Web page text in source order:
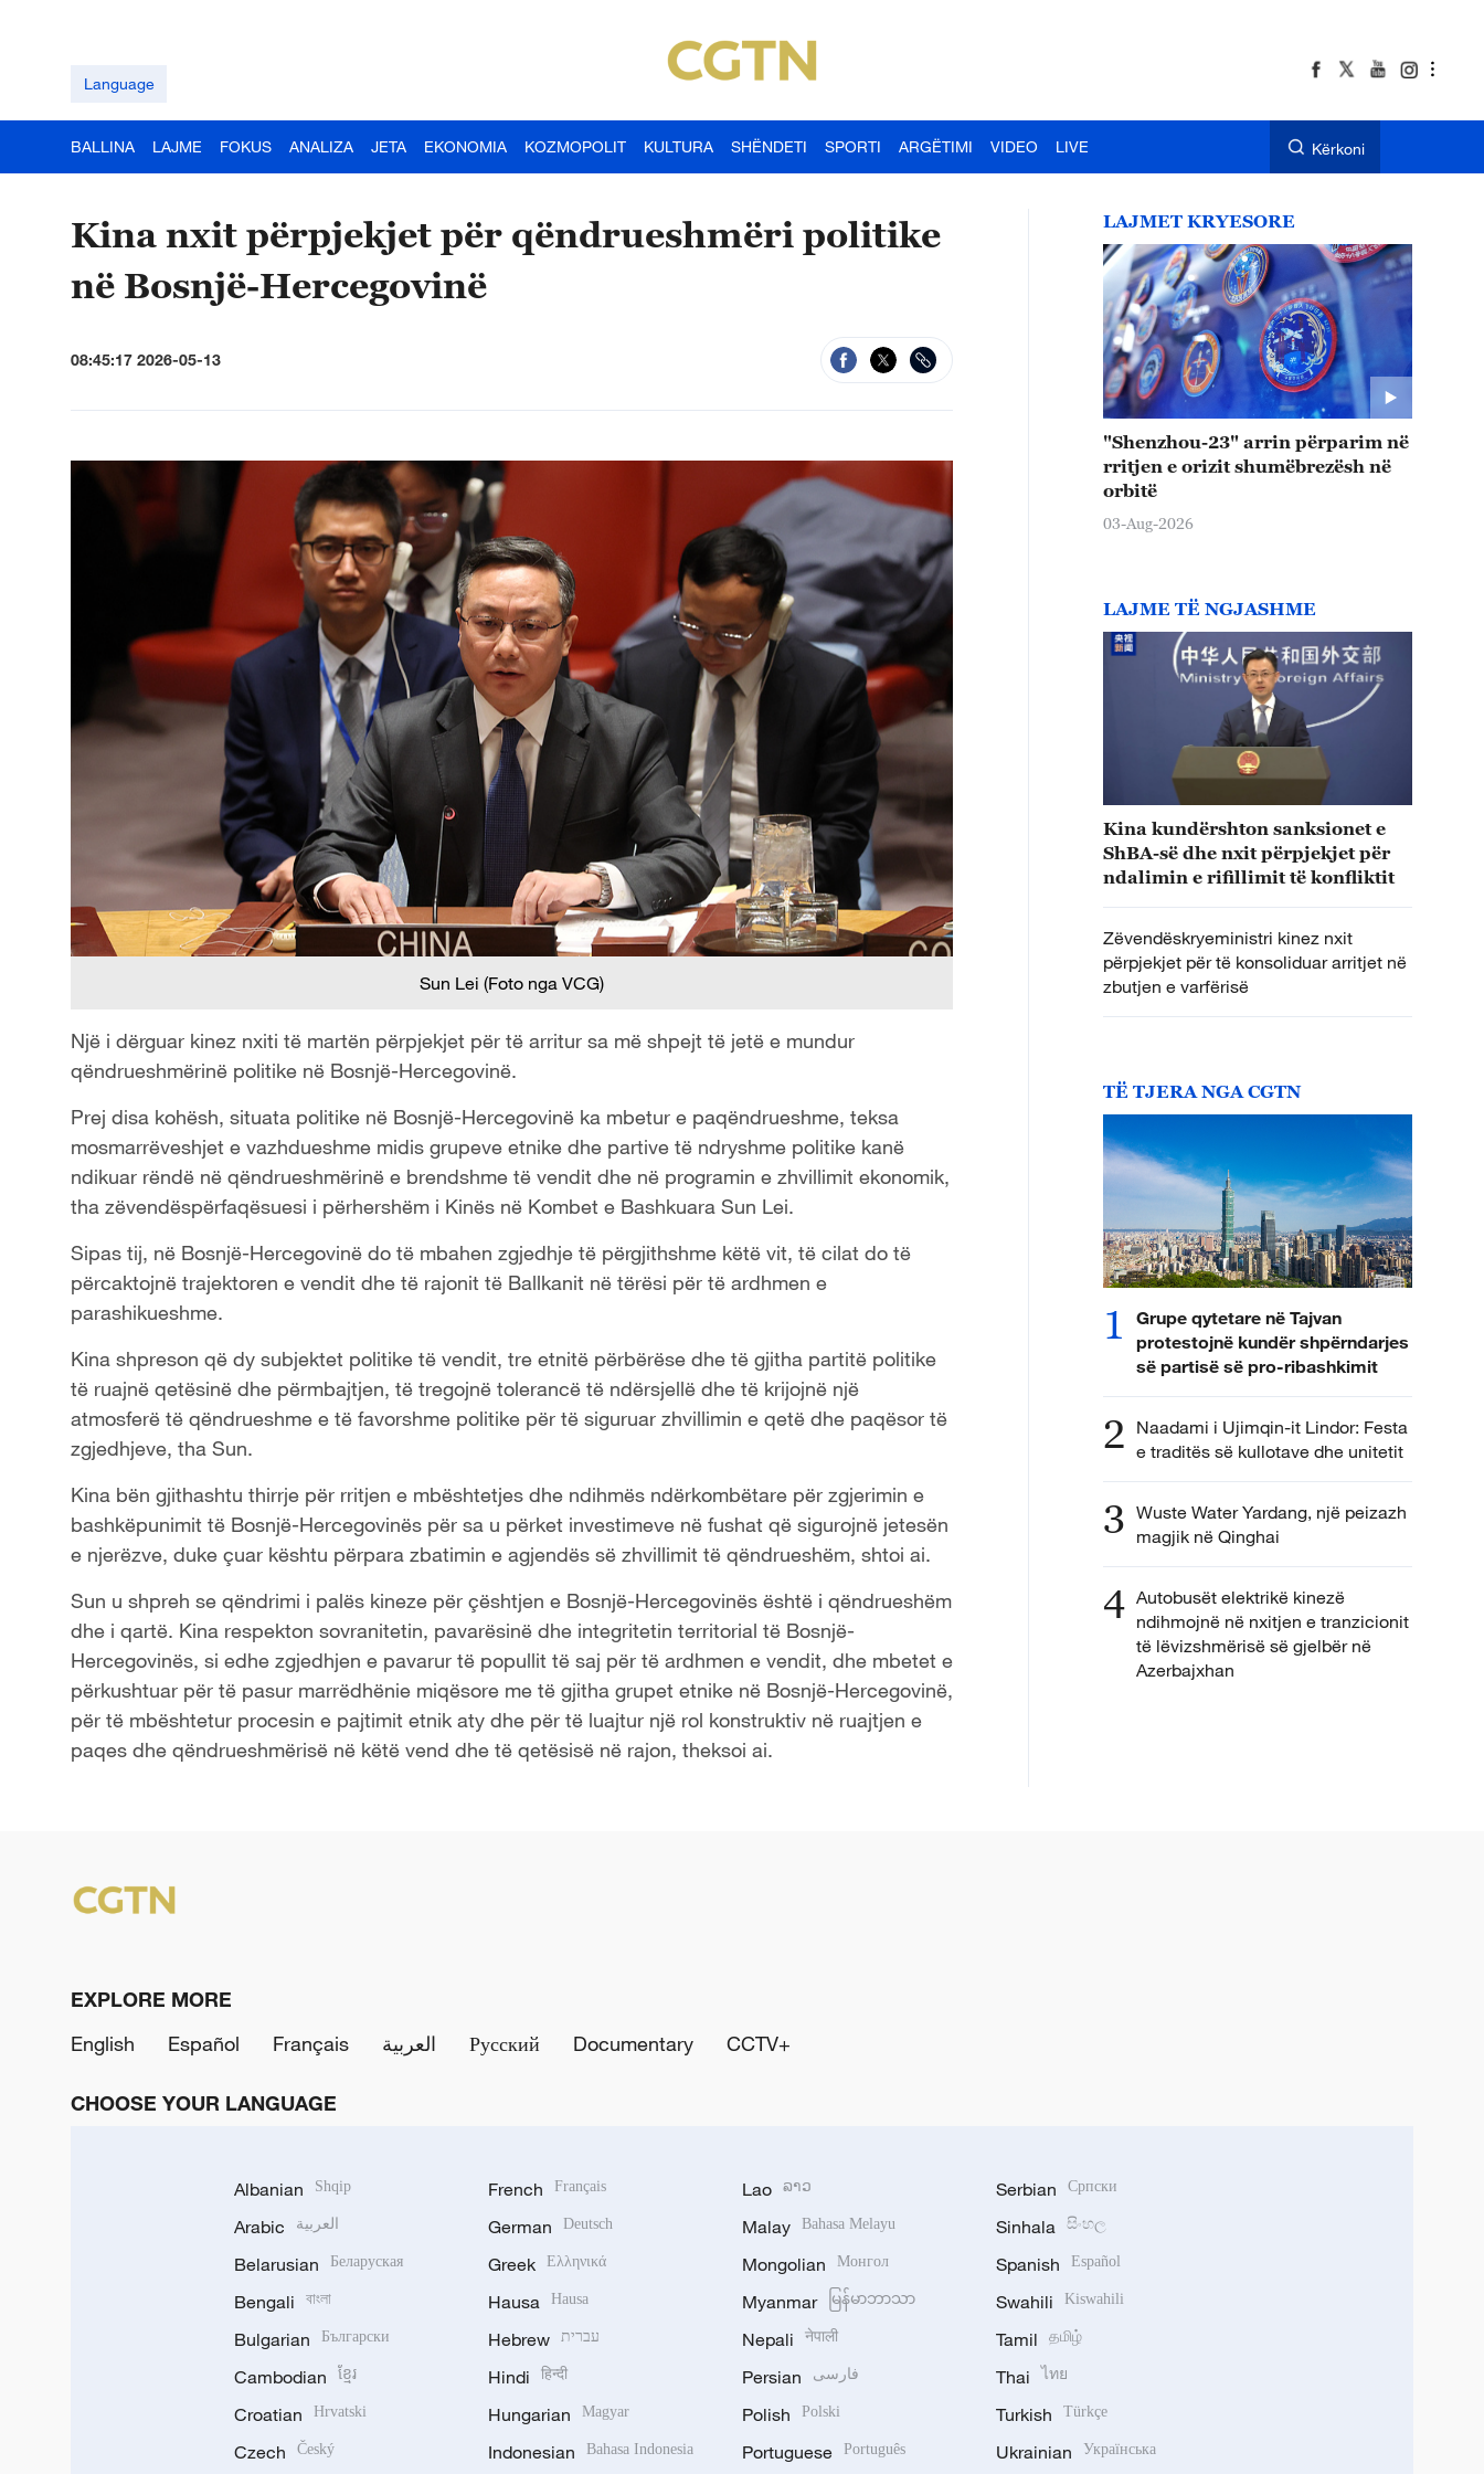
Language
BALLINA LAJME FOKUS ANALIZA JETA EKONOMIA KOZMOPOLIT KULTURA SHËNDETI SPORTI ARGËTIMI VIDEO LIVE Kërkoni
Kina nxit përpjekjet për qëndrueshmëri politike
në Bosnjë-Hercegovinë
08:45:17 2026-05-13
Sun Lei (Foto nga VCG)
Një i dërguar kinez nxiti të martën përpjekjet për të arritur sa më shpejt të jetë e mundur
qëndrueshmërinë politike në Bosnjë-Hercegovinë.
Prej disa kohësh, situata politike në Bosnjë-Hercegovinë ka mbetur e paqëndrueshme, teksa
mosmarrëveshjet e vazhdueshme midis grupeve etnike dhe partive të ndryshme politike kanë
ndikuar rëndë në qëndrueshmërinë e brendshme të vendit dhe në programin e zhvillimit ekonomik,
tha zëvendëspërfaqësuesi i përhershëm i Kinës në Kombet e Bashkuara Sun Lei.
Sipas tij, në Bosnjë-Hercegovinë do të mbahen zgjedhje të përgjithshme këtë vit, të cilat do të
përcaktojnë trajektoren e vendit dhe të rajonit të Ballkanit në tërësi për të ardhmen e
parashikueshme.
Kina shpreson që dy subjektet politike të vendit, tre etnitë përbërëse dhe të gjitha partitë politike
të ruajnë qetësinë dhe përmbajtjen, të tregojnë tolerancë të ndërsjellë dhe të krijojnë një
atmosferë të qëndrueshme e të favorshme politike për të siguruar zhvillimin e qetë dhe paqësor të
zgjedhjeve, tha Sun.
Kina bën gjithashtu thirrje për rritjen e mbështetjes dhe ndihmës ndërkombëtare për zgjerimin e
bashkëpunimit të Bosnjë-Hercegovinës për sa u përket investimeve në fushat që sigurojnë jetesën
e njerëzve, duke çuar kështu përpara zbatimin e agjendës së zhvillimit të qëndrueshëm, shtoi ai.
Sun u shpreh se qëndrimi i palës kineze për çështjen e Bosnjë-Hercegovinës është i qëndrueshëm
dhe i qartë. Kina respekton sovranitetin, pavarësinë dhe integritetin territorial të Bosnjë-
Hercegovinës, si edhe zgjedhjen e pavarur të popullit të saj për të ardhmen e vendit, dhe mbetet e
përkushtuar për të pasur marrëdhënie miqësore me të gjitha grupet etnike në Bosnjë-Hercegovinë,
për të mbështetur procesin e pajtimit etnik aty dhe për të luajtur një rol konstruktiv në ruajtjen e
paqes dhe qëndrueshmërisë në këtë vend dhe të qetësisë në rajon, theksoi ai.
LAJMET KRYESORE
"Shenzhou-23" arrin përparim në
rritjen e orizit shumëbrezësh në
orbitë
03-Aug-2026
LAJME TË NGJASHME
Kina kundërshton sanksionet e
ShBA-së dhe nxit përpjekjet për
ndalimin e rifillimit të konfliktit
Zëvendëskryeministri kinez nxit
përpjekjet për të konsoliduar arritjet në
zbutjen e varfërisë
TË TJERA NGA CGTN
1
Grupe qytetare në Tajvan
protestojnë kundër shpërndarjes
së partisë së pro-ribashkimit
2 Naadami i Ujimqin-it Lindor: Festa
e traditës së kullotave dhe unitetit
3 Wuste Water Yardang, një peizazh
magjik në Qinghai
4 Autobusët elektrikë kinezë
ndihmojnë në nxitjen e tranzicionit
të lëvizshmërisë së gjelbër në
Azerbajxhan
EXPLORE MORE
English
Español Français العربية Русский Documentary CCTV+
CHOOSE YOUR LANGUAGE
Albanian Shqip
Arabic العربية
Belarusian Беларуская
Bengali বাংলা
Bulgarian Български
Cambodian ខ្មែរ
Croatian Hrvatski
Czech Český
French Français
German Deutsch
Greek Ελληνικά
Hausa Hausa
Hebrew עברית
Hindi हिन्दी
Hungarian Magyar
Indonesian Bahasa Indonesia
Lao ລາວ
Malay Bahasa Melayu
Mongolian Монгол
Myanmar မြန်မာဘာသာ
Nepali नेपाली
Persian فارسی
Polish Polski
Portuguese Português
Serbian Српски
Sinhala සිංහල
Spanish Español
Swahili Kiswahili
Tamil தமிழ்
Thai ไทย
Turkish Türkçe
Ukrainian Українська